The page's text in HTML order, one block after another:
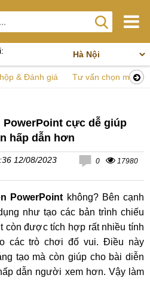
& Đánh giá Tư vấn chọn mua
cực dễ giúp
hấp dẫn hơn
12/08/2023
0 17980
PowerPoint không? Bên cạnh
như tạo các bản trình chiếu
còn được tích hợp rất nhiều tính
các trò chơi đố vui. Điều này
tạo mà còn giúp cho bài diễn
dẫn người xem hơn. Vậy làm